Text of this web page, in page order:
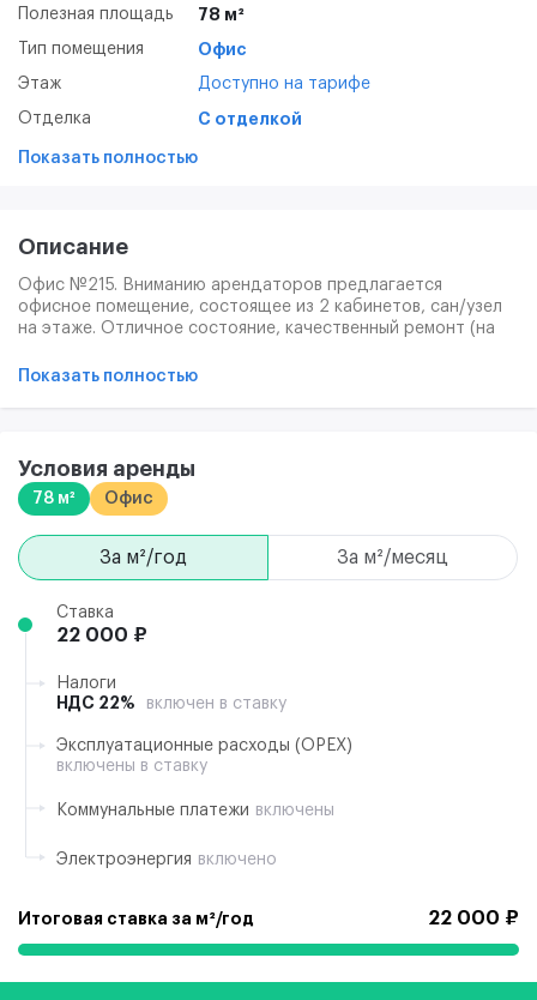
Полезная площадь 78 м²
Тип помещения Офис
Этаж Доступно на тарифе
Отделка С отделкой
Показать полностью
Описание
Офис №215. Вниманию арендаторов предлагается
офисное помещение, состоящее из 2 кабинетов, сан/узел
на этаже. Отличное состояние, качественный ремонт (на
в этом здании): напольное покрытие, стены окрашены,
эпидемиологическим нормам. Уборка, интернет и
телефония оплачиваются отдельно. Отличное качество
площадей и знаковое окружение по более привлекательной
офиса Вашей компании-отличная внутренняя и внешняя
инфраструктура, безопасность и комфорт, а также
Показать полностью
Условия аренды
78 м² Офис
за м²/год за м²/месяц
Ставка
22 000 ₽
Налоги
НДС 22%
включен в ставку
Эксплуатационные расходы (ОРЕХ)
включены в ставку
Коммунальные платежи включены
Электроэнергия включено
Итоговая ставка за м²/год 22 000 ₽